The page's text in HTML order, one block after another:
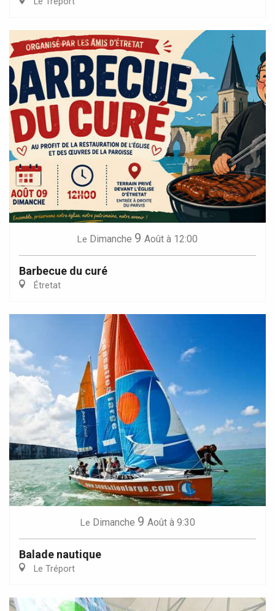
Le Dimanche 9 Août à 12:00
Barbecue du curé
Étretat
Le Dimanche 9 Août à 9:30
Balade nautique
Le Tréport